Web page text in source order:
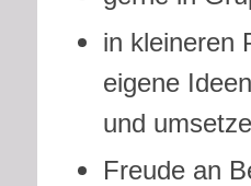
in kleineren
eigene
und
Freude an